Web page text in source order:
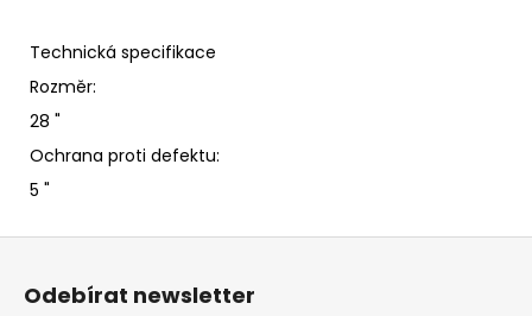
Technická specifikace
Rozměr:
28 "
Ochrana proti defektu:
5 "
Z
Odebírat newsletter